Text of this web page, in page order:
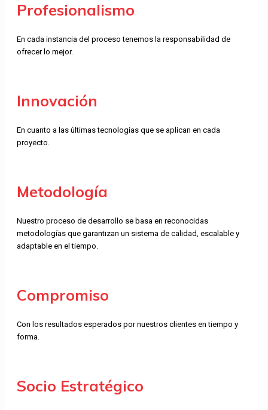
Profesionalismo
En cada instancia del proceso tenemos la responsabilidad de
ofrecer lo mejor.
Innovación
En cuanto a las últimas tecnologías que se aplican en cada
proyecto.
Metodología
Nuestro proceso de desarrollo se basa en reconocidas
metodologías que garantizan un sistema de calidad, escalable y
adaptable en el tiempo.
Compromiso
Con los resultados esperados por nuestros clientes en tiempo y
forma.
Socio Estratégico